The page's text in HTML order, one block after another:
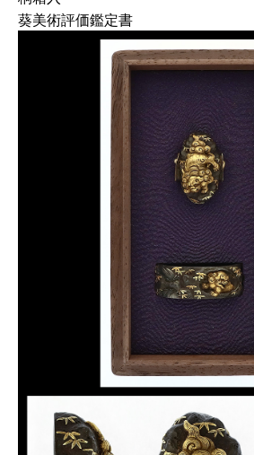
葵美術評価鑑定書